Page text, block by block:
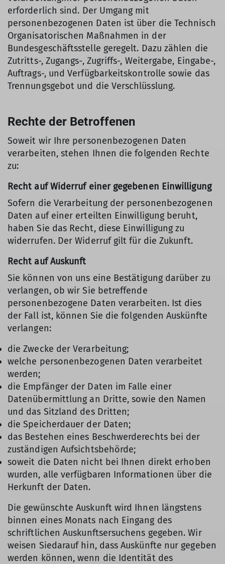
erforderlich sind. Der Umgang mit
personenbezogenen Daten ist über die Technisch
Organisatorischen Maßnahmen in der
Bundesgeschäftsstelle geregelt. Dazu zählen die
Zutritts-, Zugangs-, Zugriffs-, Weitergabe, Eingabe-,
Auftrags-, und Verfügbarkeitskontrolle sowie das
Trennungsgebot und die Verschlüsslung.
Rechte der Betroffenen
Soweit wir Ihre personenbezogenen Daten
verarbeiten, stehen Ihnen die folgenden Rechte
zu:
Recht auf Widerruf einer gegebenen Einwilligung
Sofern die Verarbeitung der personenbezogenen
Daten auf einer erteilten Einwilligung beruht,
haben Sie das Recht, diese Einwilligung zu
widerrufen. Der Widerruf gilt für die Zukunft.
Recht auf Auskunft
Sie können von uns eine Bestätigung darüber zu
verlangen, ob wir Sie betreffende
personenbezogene Daten verarbeiten. Ist dies
der Fall ist, können Sie die folgenden Auskünfte
verlangen:
die Zwecke der Verarbeitung;
welche personenbezogenen Daten verarbeitet
werden;
die Empfänger der Daten im Falle einer
Datenübermittlung an Dritte, sowie den Namen
und das Sitzland des Dritten;
die Speicherdauer der Daten;
das Bestehen eines Beschwerderechts bei der
zuständigen Aufsichtsbehörde;
soweit die Daten nicht bei Ihnen direkt erhoben
wurden, alle verfügbaren Informationen über die
Herkunft der Daten.
Die gewünschte Auskunft wird Ihnen längstens
binnen eines Monats nach Eingang des
schriftlichen Auskunftsersuchens gegeben. Wir
weisen Siedarauf hin, dass Auskünfte nur gegeben
werden können, wenn die Identität des